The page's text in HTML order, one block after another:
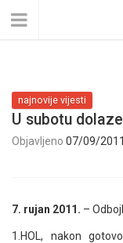
najnovije vijesti
U subotu
Objavljeno 07/09/2011
7. rujan 2011. –
1.HOL, nakon